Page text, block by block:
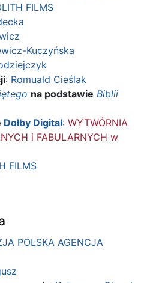
FILMS
Kuczyńska
: Romuald Cieślak
na podstawie Biblii
Dolby Digital: WYTWÓRNIA
i FABULARNYCH w
FILMS
POLSKA AGENCJA